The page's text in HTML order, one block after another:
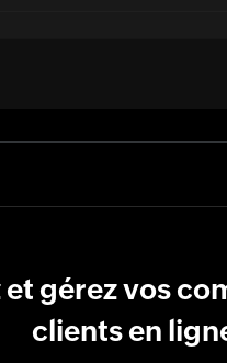
et gérez vos
clients en